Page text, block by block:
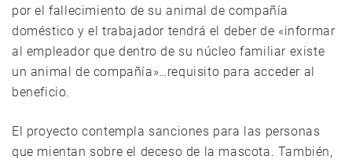
por el fallecimiento de su animal de compañía
doméstico y el trabajador tendrá el deber de «informar
al empleador que dentro de su núcleo familiar existe
un animal de compañía»…requisito para acceder al
beneficio.
El proyecto contempla sanciones para las personas
que mientan sobre el deceso de la mascota. También,